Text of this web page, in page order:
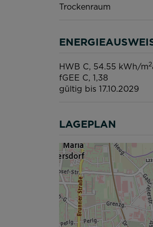
Trockenraum
HWB C, 54.55 kWh/m2
fGEE C, 1,38
gültig bis 17.10.2029
LAGEPLAN